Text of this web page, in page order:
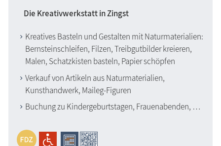
Die Kreativwerkstatt in Zingst
Kreatives Basteln und Gestalten mit Naturmaterialien:
Bernsteinschleifen, Filzen, Treibgutbilder kreieren,
Malen, Schatzkisten basteln, Papier schöpfen
Verkauf von Artikeln aus Naturmaterialien,
Kunsthandwerk, Maileg-Figuren
Buchung zu Kindergeburtstagen, Frauenabenden, …